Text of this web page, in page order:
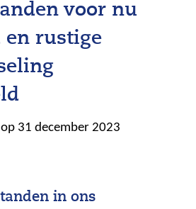
voor nu
en rustige
31 december 2023
in ons